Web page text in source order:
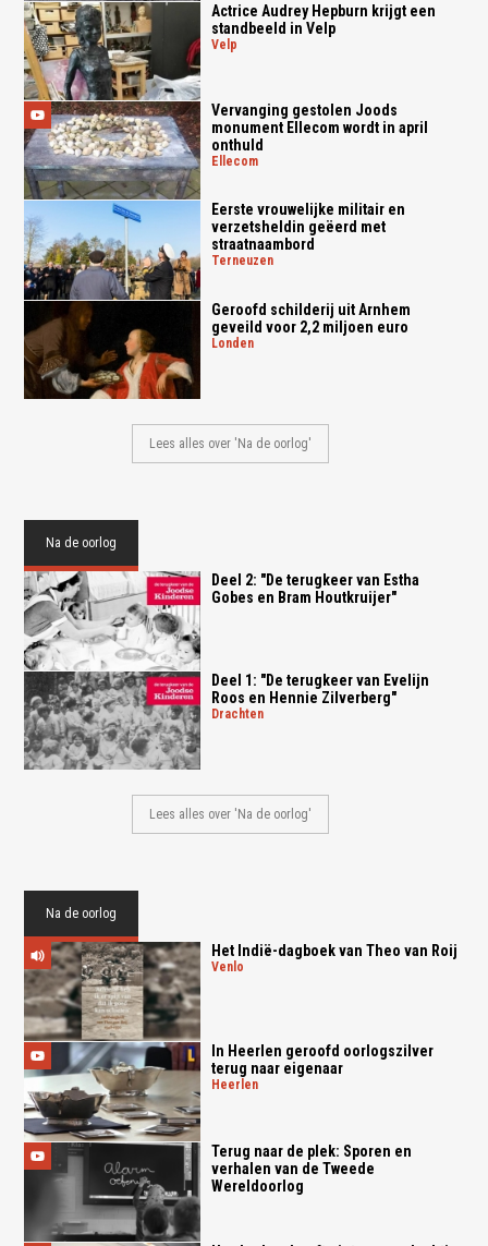
Actrice Audrey Hepburn krijgt een
standbeeld in Velp
velp
Vervanging gestolen Joods
monument Ellecom wordt in april
onthuld
ellecom
Eerste vrouwelijke militair en
verzetsheldin geëerd met
straatnaambord
terneuzen
Geroofd schilderij uit Arnhem
geveild voor 2,2 miljoen euro
londen
Lees alles over 'Na de oorlog'
Na de oorlog
Deel 2: "De terugkeer van Estha
Gobes en Bram Houtkruijer"
Deel 1: "De terugkeer van Evelijn
Roos en Hennie Zilverberg"
drachten
Lees alles over 'Na de oorlog'
Na de oorlog
Het Indië-dagboek van Theo van Roij
venlo
In Heerlen geroofd oorlogszilver
terug naar eigenaar
heerlen
Terug naar de plek: Sporen en
verhalen van de Tweede
Wereldoorlog